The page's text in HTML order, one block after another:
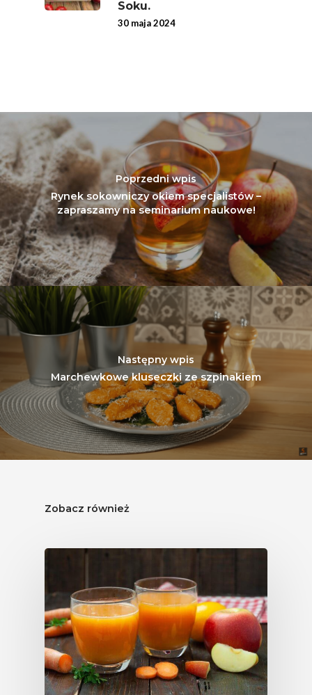
Soku.
30 maja 2024
Poprzedni wpis
Rynek sokowniczy okiem specjalistów –
zapraszamy na seminarium naukowe!
Następny wpis
Marchewkowe kluseczki ze szpinakiem
Zobacz również